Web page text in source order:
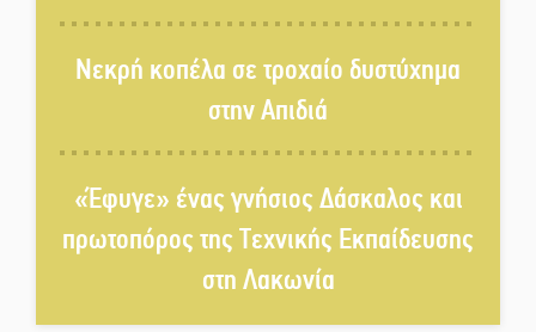
Ταϊβάν: Στη βάση τους τα
παγκόσμια Σπαρτιατόπουλα
«Ρίζες και Ρεύματα» στο
Ξηροκάμπι με Ίκαρη και
Νεκρή κοπέλα σε τροχαίο δυστύχημα
στην Απιδιά
«Έφυγε» ένας γνήσιος Δάσκαλος και
πρωτοπόρος της Τεχνικής Εκπαίδευσης
στη Λακωνία